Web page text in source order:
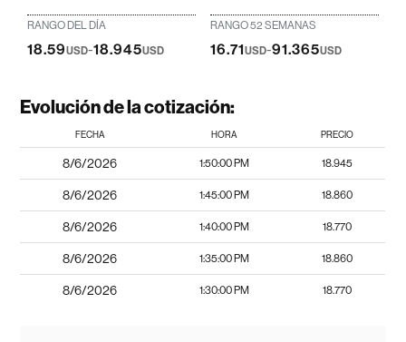
RANGO DEL DÍA
18.59USD-18.945USD
RANGO 52 SEMANAS
16.71USD-91.365USD
Evolución de la cotización:
FECHA HORA PRECIO
8/6/2026 1:50:00 PM 18.945
8/6/2026 1:45:00 PM 18.860
8/6/2026 1:40:00 PM 18.770
8/6/2026 1:35:00 PM 18.860
8/6/2026 1:30:00 PM 18.770